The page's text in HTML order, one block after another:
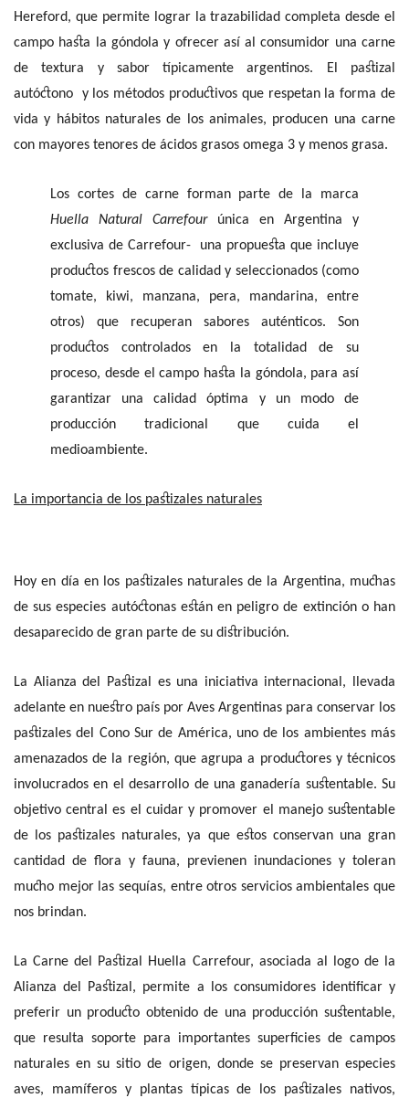
Hereford, que permite lograr la trazabilidad completa desde el
campo hasta la góndola y ofrecer así al consumidor una carne
de textura y sabor típicamente argentinos. El pastizal
autóctono y los métodos productivos que respetan la forma de
vida y hábitos naturales de los animales, producen una carne
con mayores tenores de ácidos grasos omega 3 y menos grasa.
Los cortes de carne forman parte de la marca
Huella Natural Carrefourúnica en Argentina y
exclusiva de Carrefour- una propuesta que incluye
productos frescos de calidad y seleccionados (como
tomate, kiwi, manzana, pera, mandarina, entre
otros) que recuperan sabores auténticos. Son
productos controlados en la totalidad de su
proceso, desde el campo hasta la góndola, para así
garantizar una calidad óptima y un modo de
producción tradicional que cuida el
medioambiente.
La importancia de los pastizales naturales
Hoy en día en los pastizales naturales de la Argentina, muchas
de sus especies autóctonas están en peligro de extinción o han
desaparecido de gran parte de su distribución.
La Alianza del Pastizal es una iniciativa internacional, llevada
adelante en nuestro país por Aves Argentinas para conservar los
pastizales del Cono Sur de América, uno de los ambientes más
amenazados de la región, que agrupa a productores y técnicos
involucrados en el desarrollo de una ganadería sustentable. Su
objetivo central es el cuidar y promover el manejo sustentable
de los pastizales naturales, ya que estos conservan una gran
cantidad de flora y fauna, previenen inundaciones y toleran
mucho mejor las sequías, entre otros servicios ambientales que
nos brindan.
La Carne del Pastizal Huella Carrefour, asociada al logo de la
Alianza del Pastizal, permite a los consumidores identificar y
preferir un producto obtenido de una producción sustentable,
que resulta soporte para importantes superficies de campos
naturales en su sitio de origen, donde se preservan especies
aves, mamíferos y plantas típicas de los pastizales nativos,